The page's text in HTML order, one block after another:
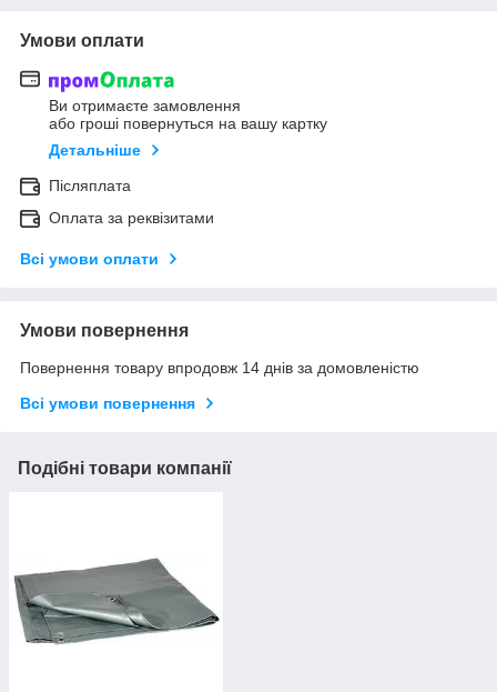
Умови оплати
Ви отримаєте замовлення
або гроші повернуться на вашу картку
Детальніше
Післяплата
Оплата за реквізитами
Всі умови оплати
Умови повернення
Повернення товару впродовж 14 днів за домовленістю
Всі умови повернення
Подібні товари компанії